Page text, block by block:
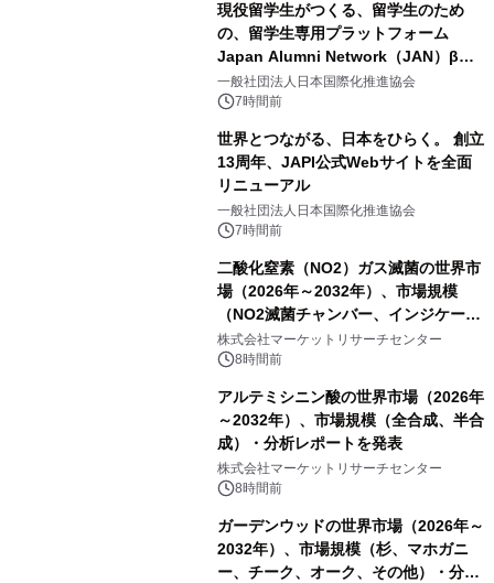
現役留学生がつくる、留学生のため
の、留学生専用プラットフォーム
Japan Alumni Network（JAN）β版
をリリース
一般社団法人日本国際化推進協会
7時間前
世界とつながる、日本をひらく。 創立
13周年、JAPI公式Webサイトを全面
リニューアル
一般社団法人日本国際化推進協会
7時間前
二酸化窒素（NO2）ガス滅菌の世界市
場（2026年～2032年）、市場規模
（NO2滅菌チャンバー、インジケータ
ーおよびモニタリングシステム、その
他）・分析レポートを発表
株式会社マーケットリサーチセンター
8時間前
アルテミシニン酸の世界市場（2026年
～2032年）、市場規模（全合成、半合
成）・分析レポートを発表
株式会社マーケットリサーチセンター
8時間前
ガーデンウッドの世界市場（2026年～
2032年）、市場規模（杉、マホガニ
ー、チーク、オーク、その他）・分析